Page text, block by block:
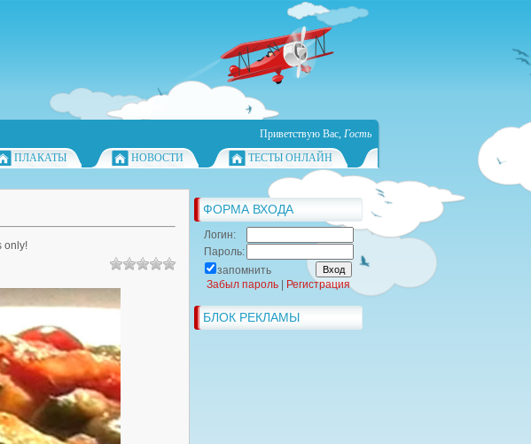
Приветствую Вас, Гость
ПЛАКАТЫ НОВОСТИ
ТЕСТЫ ОНЛАЙН
ФОРМА ВХОДА
Логин:
Пароль:
запомнить
Забыл пароль
Регистрация
БЛОК РЕКЛАМЫ
only!